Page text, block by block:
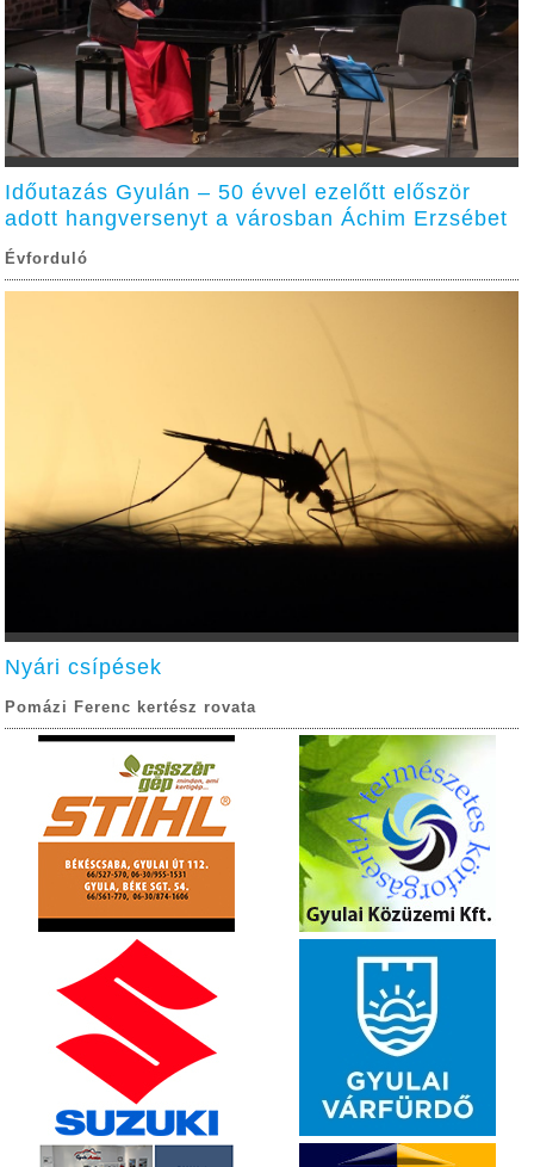
Időutazás Gyulán – 50 évvel ezelőtt először
adott hangversenyt a városban Áchim Erzsébet
Évforduló
Nyári csípések
Pomázi Ferenc kertész rovata